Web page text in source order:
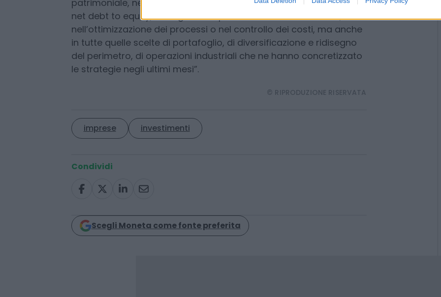
Fincantieri, Leonardo, Poste, Rai Way; in conferma da parte di tutte
le altre. Il dinamismo delle partecipate, evidenzia CoMar, “non è
solo nei numeri, nella generazione di cassa, nel rafforzamento
patrimoniale, nei programmi di buyback, nei progressi dei rapporti
net debt to equity, nella gestione positiva dei tassi di cambio,
nell’ottimizzazione dei processi o nel controllo dei costi, ma anche
in tutte quelle scelte di portafoglio, di diversificazione e ridisegno
imprese